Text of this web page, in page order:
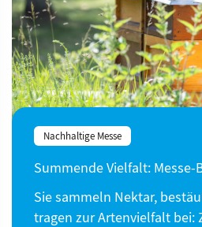
Nachhaltige Messe
Summende Vielfalt: Messe-
Sie sammeln Nektar,
tragen zur Artenvielfalt bei: